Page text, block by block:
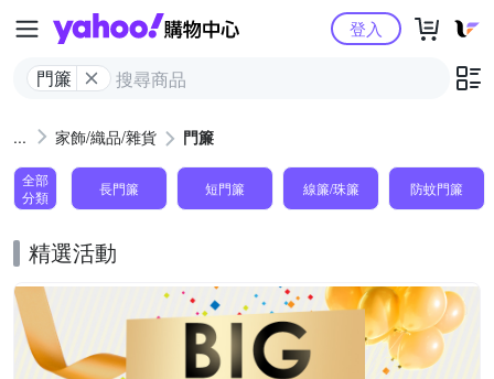
Yahoo購物中心
門簾
登入
家飾/織品/雜貨 門簾
全部
分類
長門簾 短門簾 線簾/珠簾 防蚊門簾
精選活動